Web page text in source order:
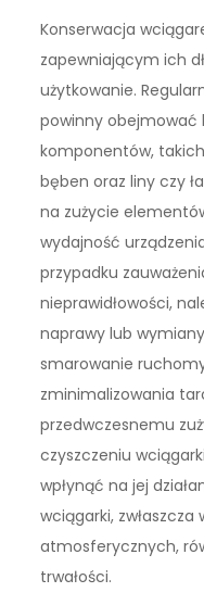
Konserwacja
zapewniającym ich
użytkowanie.
powinny obejmować
komponentów,
bęben oraz liny czy
na zużycie
wydajność
przypadku
nieprawidłowości,
naprawy lub
smarowanie
zminimalizowania
przedwczesnemu
czyszczeniu
wpłynąć na jej
wciągarki,
atmosferycznych,
trwałości.